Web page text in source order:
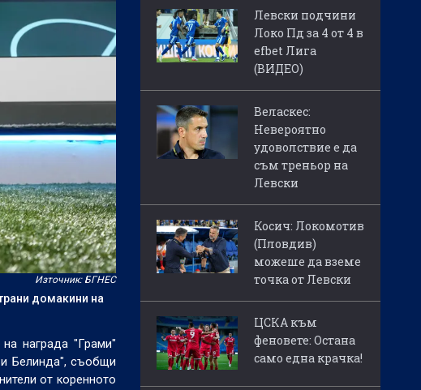
Източник: БГНЕС
домакини на
награда "Грами"
и Белинда", съобщи
от коренното
Левски подчини
Локо Пд за 4 от 4 в
efbet Лига
(ВИДЕО)
Веласкес:
Невероятно
удоволствие е да
съм треньор на
Левски
Косич: Локомотив
(Пловдив)
можеше да вземе
точка от Левски
ЦСКА към
феновете: Остана
само една крачка!